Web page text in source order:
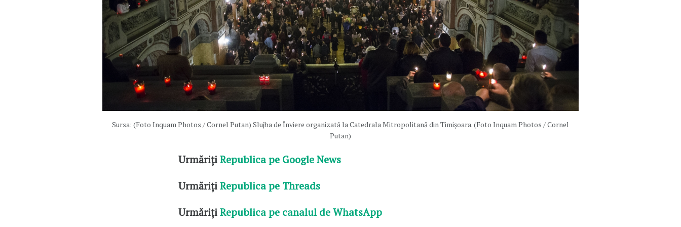
Sursa: (Foto Inquam Photos / Cornel Putan) Slujba de Înviere organizată la Catedrala Mitropolitană din Timișoara. (Foto Inquam Photos / Cornel
Putan)
UrmărițiRepublica pe Google News
UrmărițiRepublica pe Threads
UrmărițiRepublica pe canalul de WhatsApp